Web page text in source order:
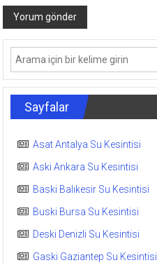
Sayfalar
Asat Antalya Su Kesintisi
Aski Ankara Su Kesintisi
Baski Balıkesir Su Kesintisi
Buski Bursa Su Kesintisi
Deski Denizli Su Kesintisi
Gaski Gaziantep Su Kesintisi